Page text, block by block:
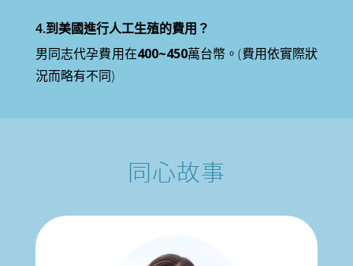
4.到美國進行人工生殖的費用？
男同志代孕費用在400~450萬台幣。(費用依實際狀
況而略有不同)
同心故事